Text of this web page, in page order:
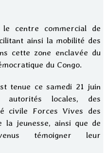
centre commercial de
ainsi la mobilité des
cette zone enclavée du
du Congo.
tenue ce samedi 21 juin
locales, des
civile Forces Vives des
la jeunesse, ainsi que de
témoigner leur